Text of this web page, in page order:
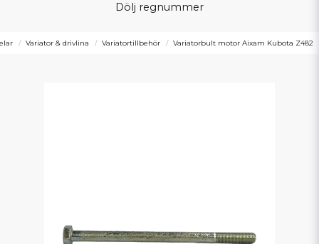
Dölj regnummer
Variator & drivlina Variatortillbehör Variatorbult motor Aixam Kubota Z482